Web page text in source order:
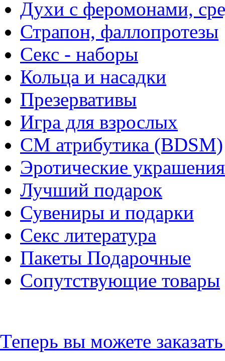
Духи с феромонами,
Страпон, фаллопротезы
Секс - наборы
Кольца и насадки
Презервативы
Игра для взрослых
СМ атрибутика (BDSM)
Эротические
Лучший подарок
Сувениры и подарки
Секс литература
Пакеты Подарочные
Сопутствующие товары
Теперь вы можете